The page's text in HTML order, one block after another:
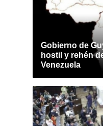
Gobierno de
hostil y rehén
Venezuela